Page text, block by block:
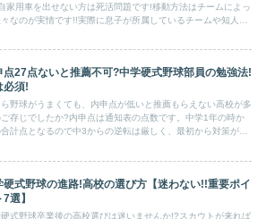
家用車を出せない方は死活問題です!移動方法はチームによっ
なのが実情です!!実際に息子が所属しているチームや知人の
点27点ないと推薦不可?中学硬式野球部員の勉強法!
必須!
ら野球がうまくても、内申点が低いと推薦もらえない高校が多
ご存じでしたか?内申点は通知表の点数です。中学1年の時か
合計点となるので中3からの逆転は厳しく、最初から対策が必
硬式野球の進路!高校の選び方【迷わない!!重要ポイ
7選】
式野球卒業後の高校選びは迷いませんか!?スカウトが来れば